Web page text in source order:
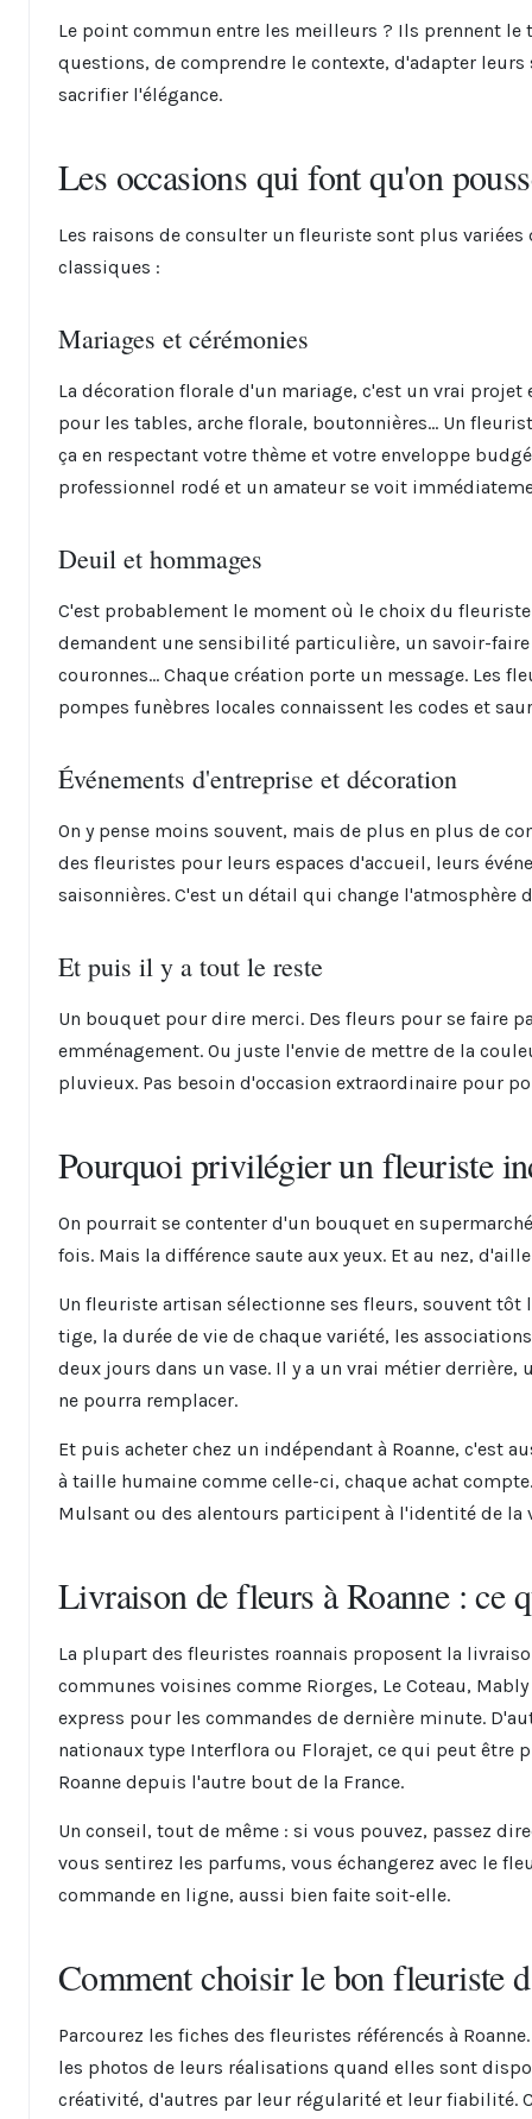
Le point commun entre les meilleurs ? Ils prennent le
questions, de comprendre le contexte, d'adapter
sacrifier l'élégance.
Les occasions qui font qu'on
Les raisons de consulter un fleuriste sont plus variées
classiques :
Mariages et cérémonies
La décoration florale d'un mariage, c'est un vrai
pour les tables, arche florale, boutonnières... Un
ça en respectant votre thème et votre enveloppe
professionnel rodé et un amateur se voit
Deuil et hommages
C'est probablement le moment où le choix du
demandent une sensibilité particulière, un savoir-
couronnes... Chaque création porte un message. Les
pompes funèbres locales connaissent les codes et
Événements d'entreprise et décoration
On y pense moins souvent, mais de plus en plus de
des fleuristes pour leurs espaces d'accueil, leurs
saisonnières. C'est un détail qui change l'atmosphère
Et puis il y a tout le reste
Un bouquet pour dire merci. Des fleurs pour se faire
emménagement. Ou juste l'envie de mettre de la
pluvieux. Pas besoin d'occasion extraordinaire pour
Pourquoi privilégier un fleuriste
On pourrait se contenter d'un bouquet en
fois. Mais la différence saute aux yeux. Et au nez,
Un fleuriste artisan sélectionne ses fleurs, souvent tôt
tige, la durée de vie de chaque variété, les
deux jours dans un vase. Il y a un vrai métier
ne pourra remplacer.
Et puis acheter chez un indépendant à Roanne, c'est
à taille humaine comme celle-ci, chaque achat
Mulsant ou des alentours participent à l'identité de la
Livraison de fleurs à Roanne : ce
La plupart des fleuristes roannais proposent la
communes voisines comme Riorges, Le Coteau,
express pour les commandes de dernière minute.
nationaux type Interflora ou Florajet, ce qui peut être
Roanne depuis l'autre bout de la France.
Un conseil, tout de même : si vous pouvez, passez
vous sentirez les parfums, vous échangerez avec le
commande en ligne, aussi bien faite soit-elle.
Comment choisir le bon fleuriste
Parcourez les fiches des fleuristes référencés à
les photos de leurs réalisations quand elles sont
créativité, d'autres par leur régularité et leur fiabilité.